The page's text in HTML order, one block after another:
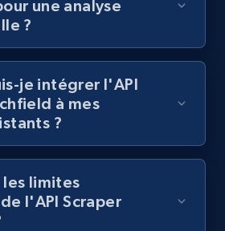
- Discover products by
Initial price, Final
and more.
une analyse
?
je intégrer l'API
à mes
?
les limites
l'API Scraper